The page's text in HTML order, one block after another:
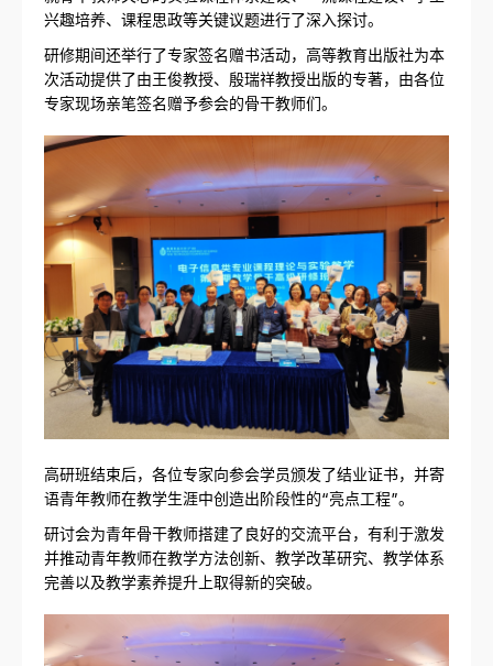
兴趣培养、课程思政等关键议题进行了深入探讨。
研修期间还举行了专家签名赠书活动，高等教育出版社为本
次活动提供了由王俊教授、殷瑞祥教授出版的专著，由各位
专家现场亲笔签名赠予参会的骨干教师们。
高研班结束后，各位专家向参会学员颁发了结业证书，并寄
语青年教师在教学生涯中创造出阶段性的“亮点工程”。
研讨会为青年骨干教师搭建了良好的交流平台，有利于激发
并推动青年教师在教学方法创新、教学改革研究、教学体系
完善以及教学素养提升上取得新的突破。